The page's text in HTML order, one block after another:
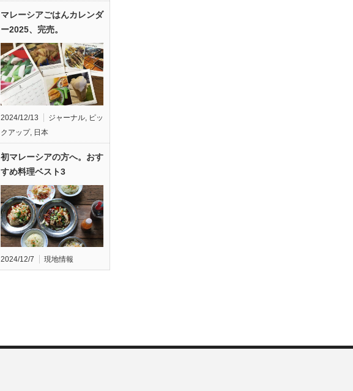
マレーシアごはんカレンダ
ー2025、完売。
2024/12/13 ジャーナル ピッ
クアップ, 日本
初マレーシアの方へ。おす
すめ料理ベスト3
2024/12/7 現地情報